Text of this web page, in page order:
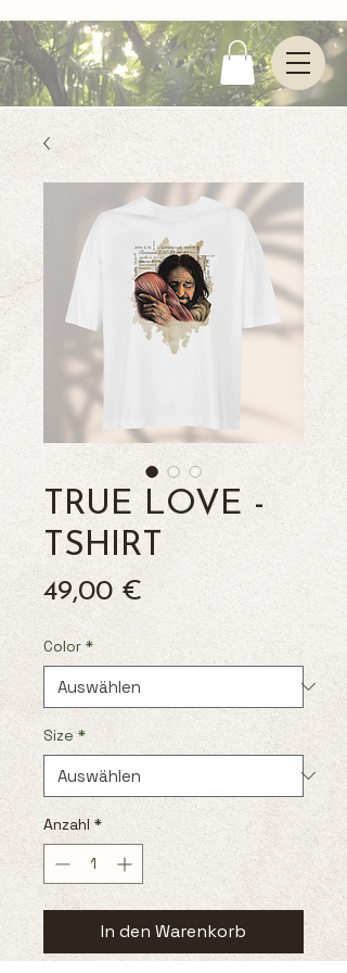
TRUE LOVE -
TSHIRT
49,00 €
Color *
Size *
Anzahl *
In den Warenkorb